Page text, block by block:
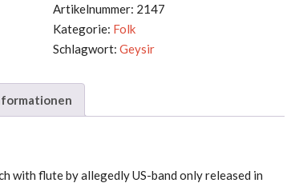
Menge
Artikelnummer: 2147
Kategorie: Folk
Schlagwort:Geysir
with flute by allegedly US-band only released in